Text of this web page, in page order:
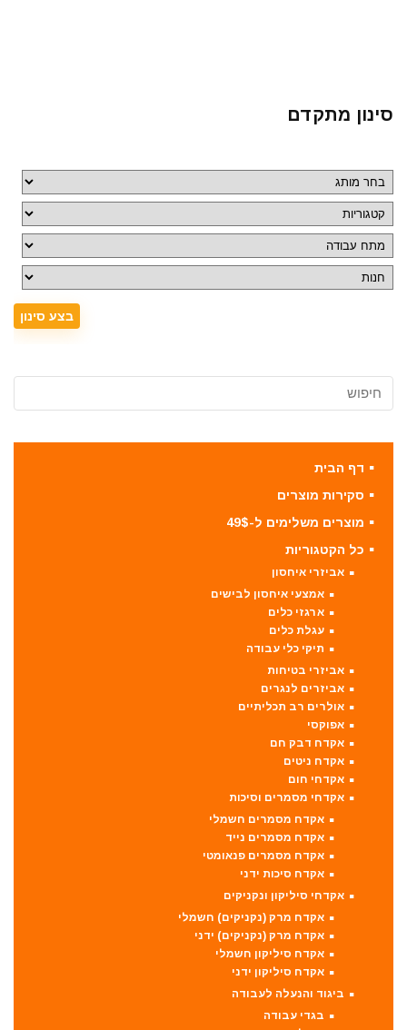
סינון מתקדם
דף הבית
סקירות מוצרים
מוצרים משלימים ל-49$
כל הקטגוריות
אביזרי איחסון
אמצעי איחסון לבישים
ארגזי כלים
עגלת כלים
תיקי כלי עבודה
אביזרי בטיחות
אביזרים לנגרים
אולרים רב תכליתיים
אפוקסי
אקדח דבק חם
אקדח ניטים
אקדחי חום
אקדחי מסמרים וסיכות
אקדח מסמרים חשמלי
אקדח מסמרים נייד
אקדח מסמרים פנאומטי
אקדח סיכות ידני
אקדחי סיליקון ונקניקים
אקדח מרק (נקניקים) חשמלי
אקדח מרק (נקניקים) ידני
אקדח סיליקון חשמלי
אקדח סיליקון ידני
ביגוד והנעלה לעבודה
בגדי עבודה